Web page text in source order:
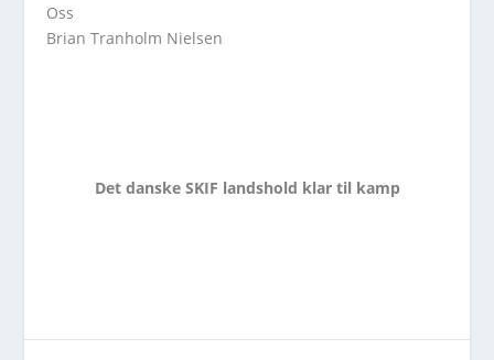
Oss
Brian Tranholm Nielsen
Det danske SKIF landshold klar til kamp